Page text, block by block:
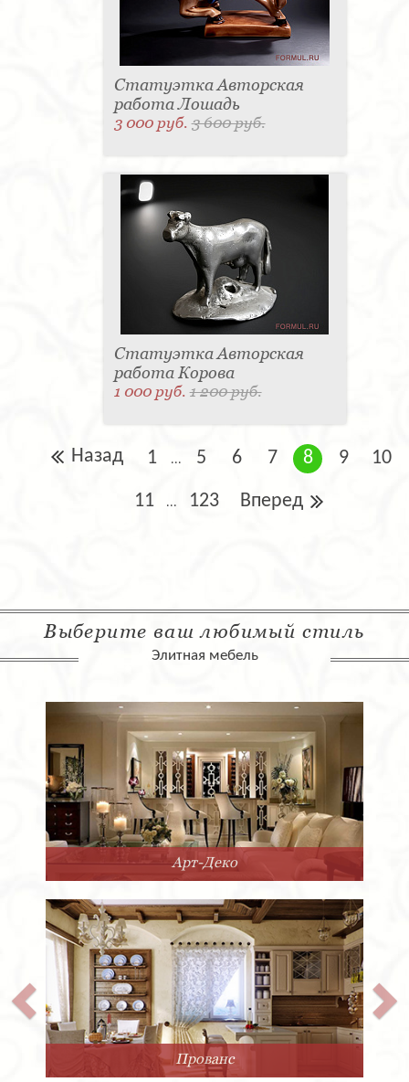
Статуэтка Авторская
работа Лошадь
3 000 руб.3 600 руб.
Статуэтка Авторская
работа Корова
1 000 руб.1 200 руб.
Назад 1 ... 5 6 7 8 9 10
11 ... 123 Вперед
Выберите ваш любимый стиль
Элитная мебель
Арт-Деко
Прованс